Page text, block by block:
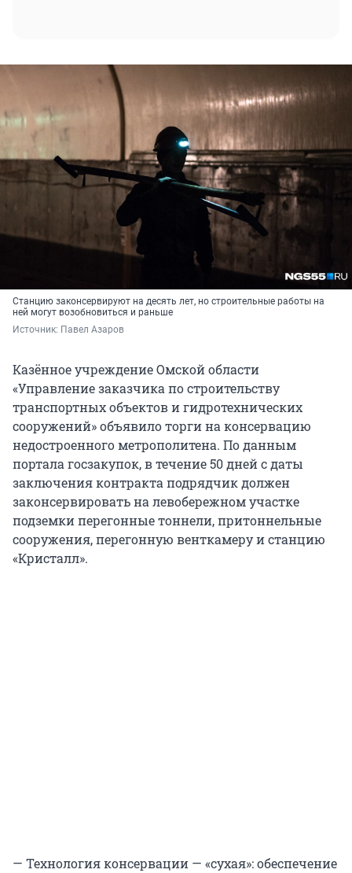
Станцию законсервируют на десять лет, но строительные работы на
ней могут возобновиться и раньше
Источник: Павел Азаров
Казённое учреждение Омской области
«Управление заказчика по строительству
транспортных объектов и гидротехнических
сооружений» объявило торги на консервацию
недостроенного метрополитена. По данным
портала госзакупок, в течение 50 дней с даты
заключения контракта подрядчик должен
законсервировать на левобережном участке
подземки перегонные тоннели, притоннельные
сооружения, перегонную венткамеру и станцию
«Кристалл».
— Технология консервации — «сухая»: обеспечение